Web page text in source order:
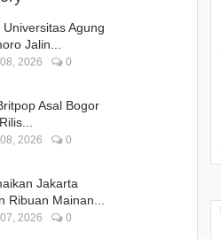
Universitas Agung
Jalin...
2026 0
Asal Bogor
2026 0
Jakarta
Ribuan Mainan...
2026 0